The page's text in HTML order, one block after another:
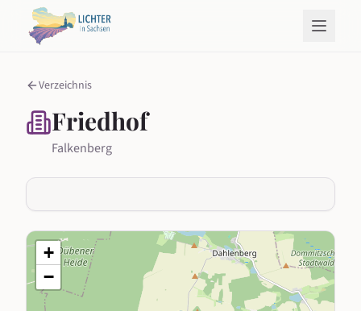
Verzeichnis
Friedhof
Falkenberg
+
−